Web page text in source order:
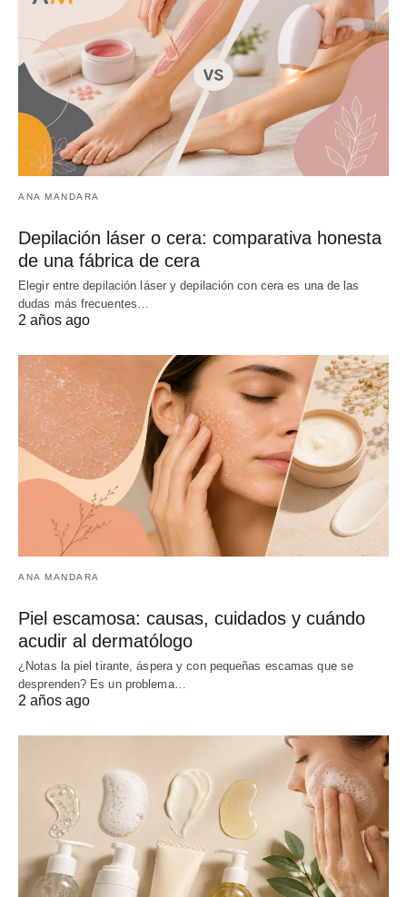
ANA MANDARA
Depilación láser o cera: comparativa honesta
de una fábrica de cera
Elegir entre depilación láser y depilación con cera es una de las
dudas más frecuentes…
2 años ago
ANA MANDARA
Piel escamosa: causas, cuidados y cuándo
acudir al dermatólogo
¿Notas la piel tirante, áspera y con pequeñas escamas que se
desprenden? Es un problema…
2 años ago